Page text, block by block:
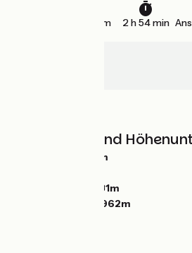
44 km 2 h 54 min
Steigungen und
1090m
331m
962m